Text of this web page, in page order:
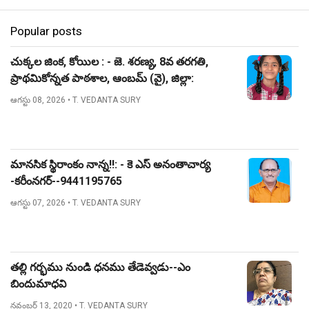
Popular posts
చుక్కల జింక, కోయిల : - జె. శరణ్య, 8వ తరగతి,
ప్రాథమికోన్నత పాఠశాల, ఆంబమ్ (వై), జిల్లా:
నిజామాబాద్.
ఆగస్టు 08, 2026 • T. VEDANTA SURY
మానసిక స్థిరాంకం నాన్న!!: - కె ఎస్ అనంతాచార్య
-కరీంనగర్--9441195765
ఆగస్టు 07, 2026 • T. VEDANTA SURY
తల్లి గర్భము నుండి ధనము తేడెవ్వడు--ఎం
బిందుమాధవి
నవంబర్ 13, 2020 • T. VEDANTA SURY